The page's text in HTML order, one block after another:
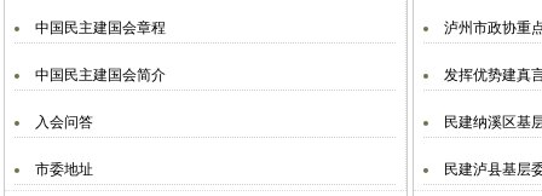
中国民主建国会章程
中国民主建国会简介
入会问答
市委地址
泸州市政协重
发挥优势建真
民建纳溪区基
民建泸县基层